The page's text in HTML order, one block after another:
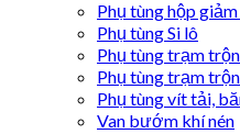
Phụ tùng hộp
Phụ tùng Si lô
Phụ tùng trạm
Phụ tùng trạm
Phụ tùng vít tải,
Van bướm khí nén